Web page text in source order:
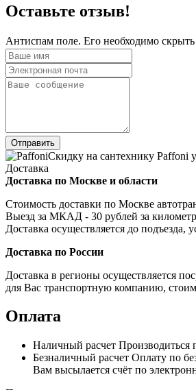
Оставьте отзыв!
Антиспам поле. Его необходимо скрыть
Скидку на сантехнику Paffoni
Доставка
Доставка по Москве и области
Стоимость доставки по Москве
Выезд за МКАД - 30 рублей за
Доставка осуществляется до подъезда,
Доставка по России
Доставка в регионы осуществляется
для Вас транспортную компанию,
Оплата
Наличный расчет Производиться
Безналичный расчет Оплату по
Вам высылается счёт по